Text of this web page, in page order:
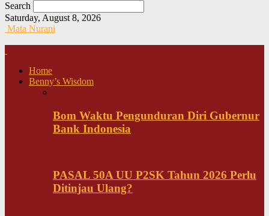
Search
Saturday, August 8, 2026
Mata Nurani
Home
Benny’s Wisdom
Bom Waktu Pengunduran Diri Gubernur
Bank Indonesia
PASAL 50A UU P2SK Tahun 2026 Perlu
Ditinjau Ulang?